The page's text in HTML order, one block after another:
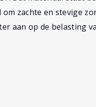
zachte en stevige
aan op de belasting